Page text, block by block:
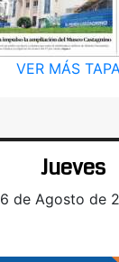
VER MÁS
Jueves
6 de Agosto de